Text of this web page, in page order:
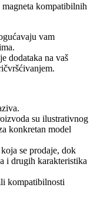
kompatibilnih
vam
dodataka na vaš
su ilustrativnog
konkretan model
se prodaje, dok
i drugih karakteristika
kompatibilnosti